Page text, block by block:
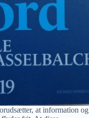
at information og